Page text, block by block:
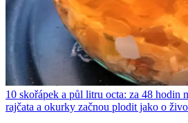
10 skořápek a půl litru octa: za 48 hodin
rajčata a okurky začnou plodit jako o